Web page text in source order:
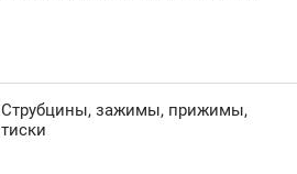
Струбцины, зажимы, прижимы,
тиски